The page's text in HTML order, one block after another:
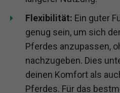
Flexibilität: Ein guter
genug sein, um sich
Pferdes anzupassen,
nachzugeben. Dies
deinen Komfort als
Pferdes. Für das